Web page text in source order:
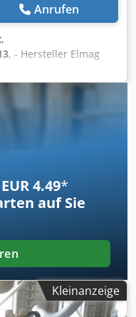
Anrufen
,
, - Hersteller Elmag
- Länge 3.000
1.660 mm -
- Standort,
0,75 kW Cedsx
4.49*
auf Sie
Kleinanzeige